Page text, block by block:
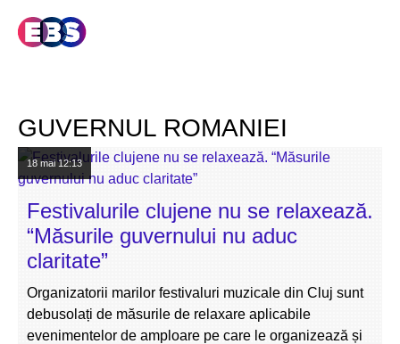
GUVERNUL ROMANIEI
18 mai12:13
Festivalurile clujene nu se relaxează.
“Măsurile guvernului nu aduc
claritate”
Organizatorii marilor festivaluri muzicale din Cluj sunt
debusolați de măsurile de relaxare aplicabile
evenimentelor de amploare pe care le organizează și